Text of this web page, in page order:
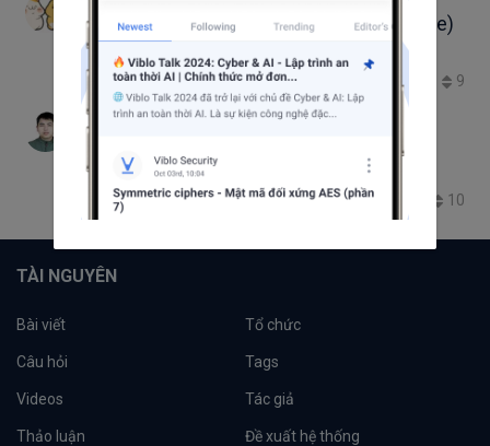
Trình biên dịch Javascript JIT (Just-in-time)
NULL
6.0K 5 1 9
Quang Minh
Đơn vị Fr trong Css
13.7K 2 0 10
TÀI NGUYÊN
Bài viết Tổ chức
Câu hỏi Tags
Videos Tác giả
Thảo luận Đề xuất hệ thống